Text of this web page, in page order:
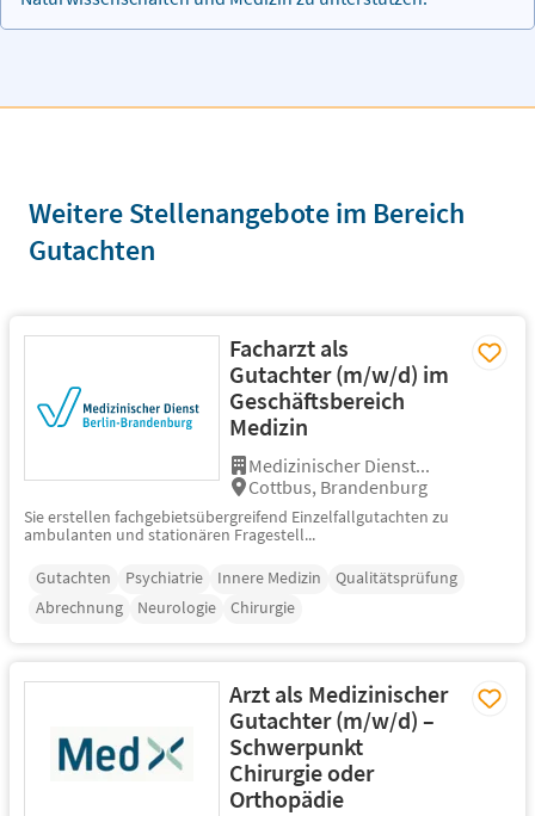
Weitere Stellenangebote im Bereich
Gutachten
Facharzt als
Gutachter (m/w/d) im
Geschäftsbereich
Medizin
Medizinischer Dienst...
Cottbus, Brandenburg
Sie erstellen fachgebietsübergreifend Einzelfallgutachten zu
ambulanten und stationären Fragestell...
Gutachten
Psychiatrie Innere Medizin
Qualitätsprüfung
Abrechnung
Neurologie Chirurgie
Arzt als Medizinischer
Gutachter (m/w/d) –
Schwerpunkt
Chirurgie oder
Orthopädie